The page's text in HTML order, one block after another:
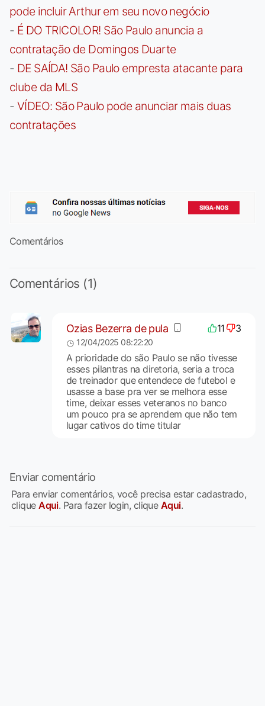
pode incluir Arthur em seu novo negócio
- É DO TRICOLOR! São Paulo anuncia a
contratação de Domingos Duarte
- DE SAÍDA! São Paulo empresta atacante para
clube da MLS
- VÍDEO: São Paulo pode anunciar mais duas
contratações
Comentários
Comentários (1)
Ozias Bezerra de pula 11 3
12/04/2025 08:22:20
A prioridade do são Paulo se não tivesse
esses pilantras na diretoria, seria a troca
de treinador que entendece de futebol e
usasse a base pra ver se melhora esse
time, deixar esses veteranos no banco
um pouco pra se aprendem que não tem
lugar cativos do time titular
Enviar comentário
Para enviar comentários, você precisa estar cadastrado,
cliqueAqui. Para fazer login, clique Aqui.